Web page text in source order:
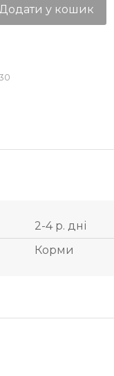
Додати у кошик
2-4 р. дні
Корми